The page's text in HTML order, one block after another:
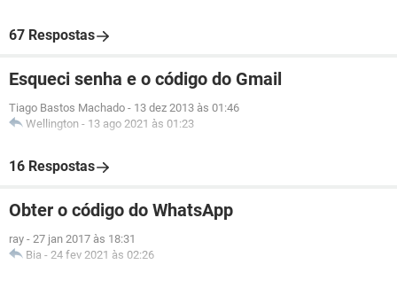
67 Respostas
Esqueci senha e o código do Gmail
Tiago Bastos Machado - 13 dez 2013 às 01:46
Wellington - 13 ago 2021 às 01:23
16 Respostas
Obter o código do WhatsApp
ray - 27 jan 2017 às 18:31
Bia - 24 fev 2021 às 02:26